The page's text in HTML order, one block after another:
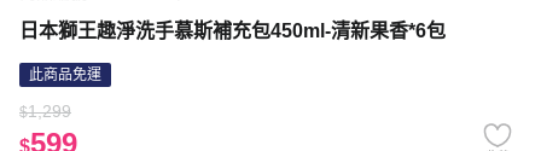
日本獅王趣淨洗手慕斯補充包450ml-清新果香*6包
此商品免運
$1,299
$599